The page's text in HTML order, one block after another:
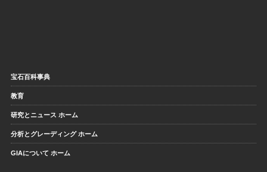
宝石百科事典
教育
研究とニュース ホーム
分析とグレーディング ホーム
GIAについて ホーム